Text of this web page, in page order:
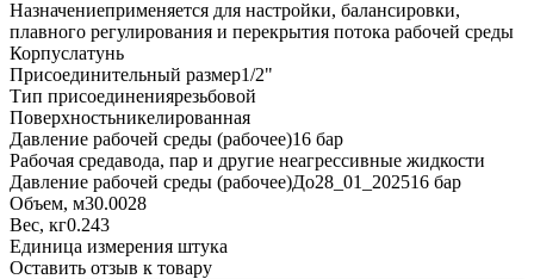
Назначениеприменяется для настройки, балансировки,
плавного регулирования и перекрытия потока рабочей среды
Корпуслатунь
Присоединительный размер1/2"
Тип присоединениярезьбовой
Поверхностьникелированная
Давление рабочей среды (рабочее)16 бар
Рабочая средавода, пар и другие неагрессивные жидкости
Давление рабочей среды (рабочее)До28_01_202516 бар
Объем, м30.0028
Вес, кг0.243
Единица измерения штука
Оставить отзыв к товару